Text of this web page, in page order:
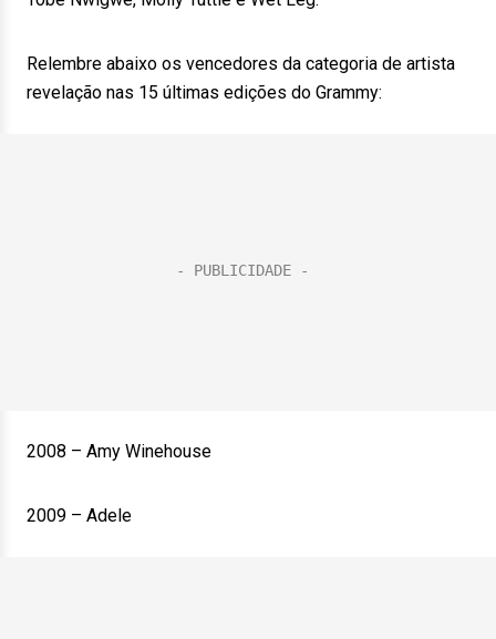
Relembre abaixo os vencedores da categoria de artista
revelação nas 15 últimas edições do Grammy:
2008 – Amy Winehouse
2009 – Adele